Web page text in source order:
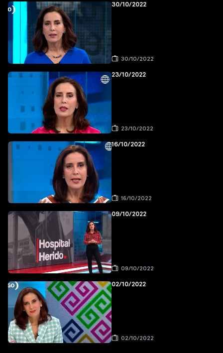
30/10/2022
30/10/2022
23/10/2022
23/10/2022
16/10/2022
16/10/2022
09/10/2022
09/10/2022
02/10/2022
02/10/2022